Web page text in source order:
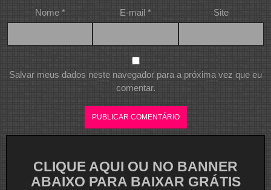
Nome * E-mail * Site
Salvar meus dados neste navegador para a próxima vez que eu
comentar.
CLIQUE AQUI OU NO BANNER
ABAIXO PARA BAIXAR GRÁTIS